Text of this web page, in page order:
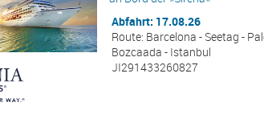
Abfahrt: 17.08.26
Route: Barcelona - Seetag -
Bozcaada - Istanbul
JI291433260827